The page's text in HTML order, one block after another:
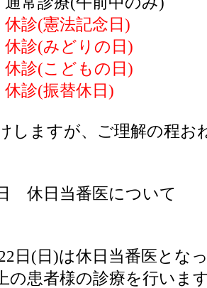
診(憲法記念日)
診(みどりの日)
診(こどもの日)
診(振替休日)
しますが、ご理解の程お
休日当番医について
日(日)は休日当番医とな
の患者様の診療を行いま